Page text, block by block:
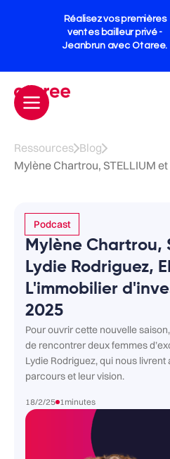
Ressources Blog
Mylène Chartrou, STELLIUM
Podcast
Mylène Chartrou,
Lydie Rodriguez,
L'immobilier
2025
Pour ouvrir cette nouvelle
de rencontrer deux femmes
Lydie Rodriguez, qui nous
parcours et leur vision.
18/2/25 1minutes